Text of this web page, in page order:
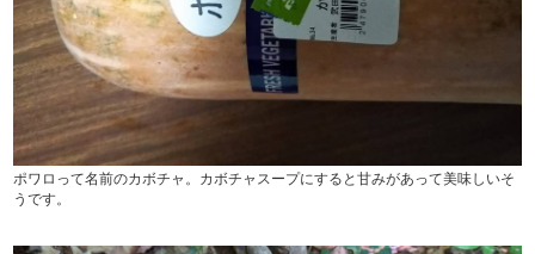
ポワロって名前のカボチャ。カボチャスープにすると甘みがあって美味しいそ
うです。